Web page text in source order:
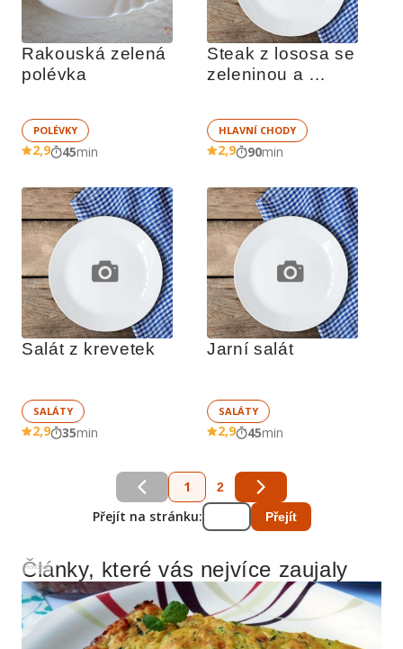
Rakouská zelená
polévka
POLÉVKY
2,9 45min
Steak z lososa se
zeleninou a
HLAVNÍ CHODY
2,9 90min
Salát z krevetek
SALÁTY
2,9 35min
Jarní salát
SALÁTY
2,9 45min
1 2
Přejít na stránku: Přejít
Reklama
Články, které vás nejvíce zaujaly